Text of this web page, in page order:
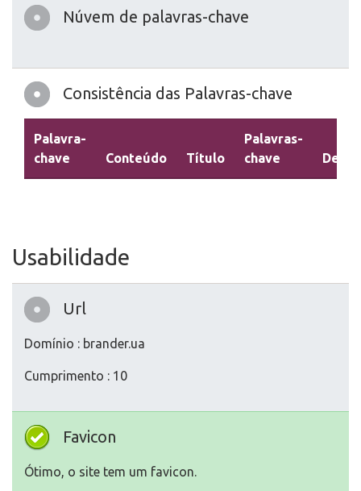
Núvem de palavras-chave
Consistência das Palavras-chave
Palavra-
chave
Conteúdo Título
Palavras-
chave
Usabilidade
Url
Domínio : brander.ua
Cumprimento : 10
Favicon
Ótimo, o site tem um favicon.